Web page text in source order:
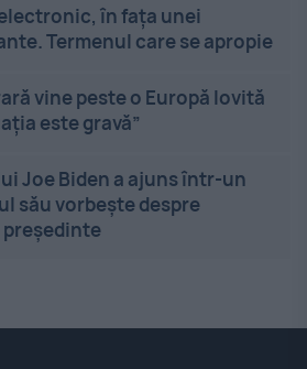
în fața unei
Termenul care se apropie
vine peste o Europă lovită
este gravă”
Joe Biden a ajuns într-un
său vorbește despre